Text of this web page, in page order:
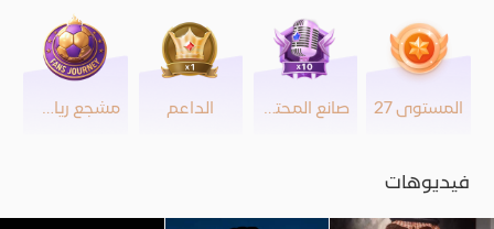
المستوى 27 صانع المحتوى الداعم مشجع رياضي
فيديوهات